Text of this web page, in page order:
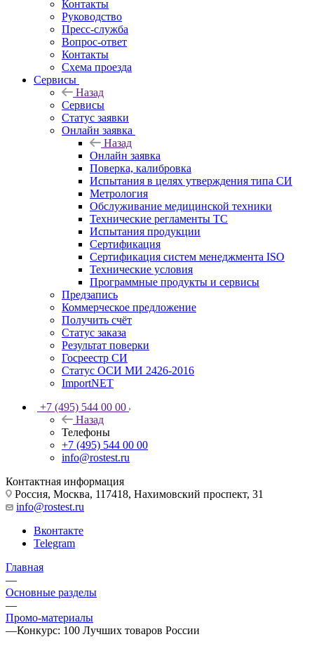
Контакты
Руководство
Пресс-служба
Вопрос-ответ
Контакты
Схема проезда
Сервисы
Назад
Сервисы
Статус заявки
Онлайн заявка
Назад
Онлайн заявка
Поверка, калибровка
Испытания в целях утверждения типа СИ
Метрология
Обслуживание медицинской техники
Технические регламенты ТС
Испытания продукции
Сертификация
Сертификация систем менеджмента ISO
Технические условия
Программные продукты и сервисы
Предзапись
Коммерческое предложение
Получить счёт
Статус заказа
Результат поверки
Госреестр СИ
Статус ОСИ МИ 2426-2016
ImportNET
+7 (495) 544 00 00
Назад
Телефоны
+7 (495) 544 00 00
info@rostest.ru
Контактная информация
Россия, Москва, 117418, Нахимовский проспект, 31
info@rostest.ru
Вконтакте
Telegram
Главная
—
Основные разделы
—
Промо-материалы
—Конкурс: 100 Лучших товаров России